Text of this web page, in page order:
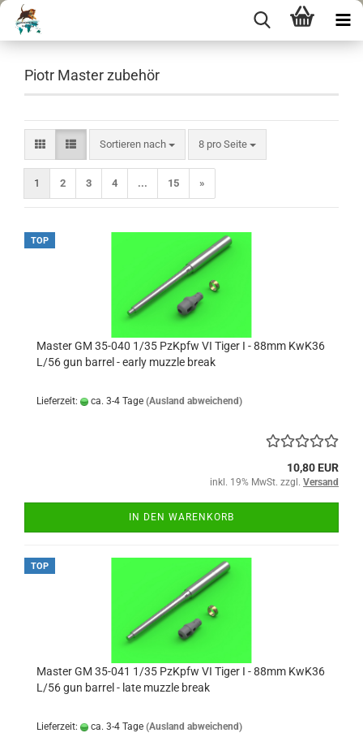
Piotr Master zubehör
Sortieren nach
Sortieren nach 8 pro Seite
pro Seite
1 2 3 4 ... 15 »
TOP
Master GM 35-040 1/35 PzKpfw VI Tiger I - 88mm KwK36
L/56 gun barrel - early muzzle break
Lieferzeit: ca. 3-4 Tage (Ausland abweichend)
10,80 EUR
inkl. 19% MwSt. zzgl. Versand
IN DEN WARENKORB
TOP
Master GM 35-041 1/35 PzKpfw VI Tiger I - 88mm KwK36
L/56 gun barrel - late muzzle break
Lieferzeit: ca. 3-4 Tage (Ausland abweichend)